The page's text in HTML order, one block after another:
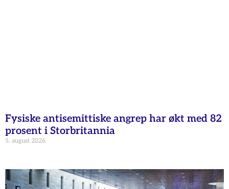
Fysiske antisemittiske angrep har økt med 82
prosent i Storbritannia
5. august 2026